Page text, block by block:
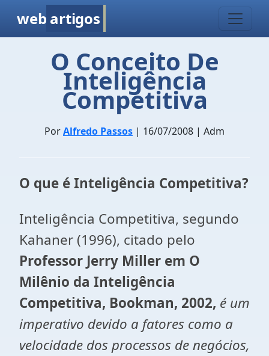
web artigos
O Conceito De
Inteligência
Competitiva
PorAlfredo Passos | 16/07/2008 | Adm
O que é Inteligência Competitiva?
Inteligência Competitiva, segundo
Kahaner (1996), citado pelo
Professor Jerry Miller em O
Milênio da Inteligência
Competitiva, Bookman, 2002, é um
imperativo devido a fatores como a
velocidade dos processos de negócios,